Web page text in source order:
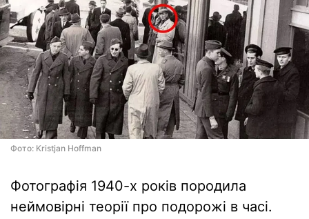
Фото: Kristjan Hoffman
Фотографія 1940-х років породила
неймовірні теорії про подорожі в часі.